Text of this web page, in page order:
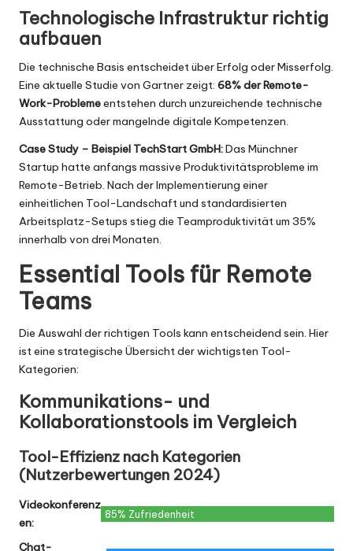
Technologische Infrastruktur richtig
aufbauen
Die technische Basis entscheidet über Erfolg oder Misserfolg.
Eine aktuelle Studie von Gartner zeigt: 68% der Remote-
Work-Problemeentstehen durch unzureichende technische
Ausstattung oder mangelnde digitale Kompetenzen.
Case Study – Beispiel TechStart GmbH:Das Münchner
Startup hatte anfangs massive Produktivitätsprobleme im
Remote-Betrieb. Nach der Implementierung einer
einheitlichen Tool-Landschaft und standardisierten
Arbeitsplatz-Setups stieg die Teamproduktivität um 35%
innerhalb von drei Monaten.
Essential Tools für Remote
Teams
Die Auswahl der richtigen Tools kann entscheidend sein. Hier
ist eine strategische Übersicht der wichtigsten Tool-
Kategorien:
Kommunikations- und
Kollaborationstools im Vergleich
Tool-Effizienz nach Kategorien
(Nutzerbewertungen 2024)
Videokonferenz
en:
85% Zufriedenheit
Chat-